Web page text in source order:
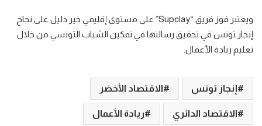
ويعتبر فوز فريق “Supclay” على مستوى إقليمي خير دليل على نجاح
إنجاز تونس في تحقيق رسالتها في تمكين الشباب التونسي من خلال
تعليم ريادة الأعمال.
إنجاز تونس الاقتصاد الأخضر
الاقتصاد الدائري ريادة الأعمال